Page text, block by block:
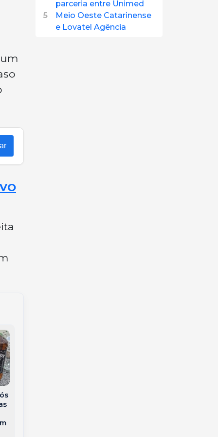
5
parceria entre Unimed
Meio Oeste Catarinense
e Lovatel Agência